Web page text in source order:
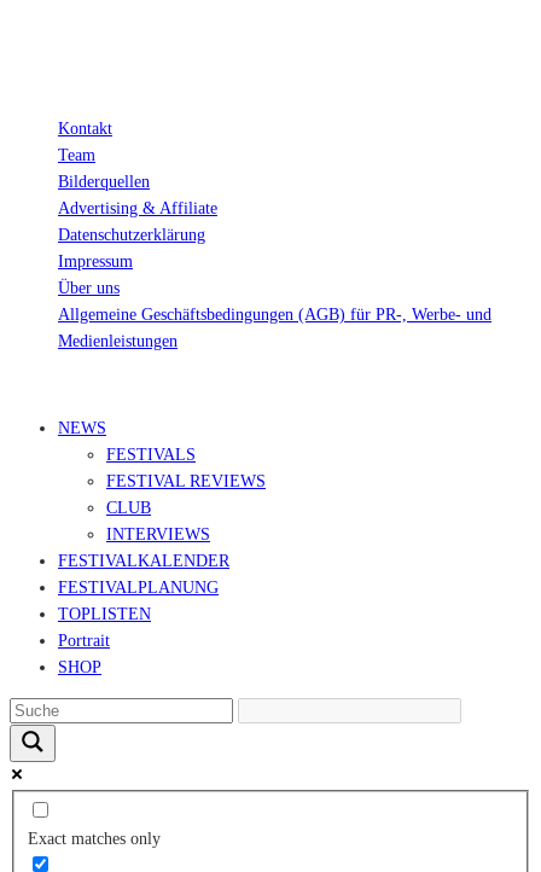
Kontakt
Team
Bilderquellen
Advertising & Affiliate
Datenschutzerklärung
Impressum
Über uns
Allgemeine Geschäftsbedingungen (AGB) für PR-, Werbe- und
Medienleistungen
NEWS
FESTIVALS
FESTIVAL REVIEWS
CLUB
INTERVIEWS
FESTIVALKALENDER
FESTIVALPLANUNG
TOPLISTEN
Portrait
SHOP
Exact matches only